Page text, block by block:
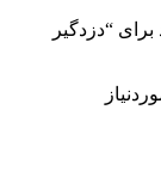
“دزدگیر